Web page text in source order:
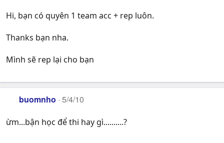
Hi, bạn có quyên 1 team acc + rep luôn.
Thanks bạn nha.
Mình sẽ rep lại cho bạn
buomnho 5/4/10
ừm...bận học để thi hay gì..........?